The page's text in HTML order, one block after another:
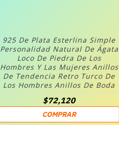
925 De Plata Esterlina Simple
Personalidad Natural De Ágata
Loco De Piedra De Los
Hombres Y Las Mujeres Anillos
De Tendencia Retro Turco De
Los Hombres Anillos De Boda
$72,120
COMPRAR